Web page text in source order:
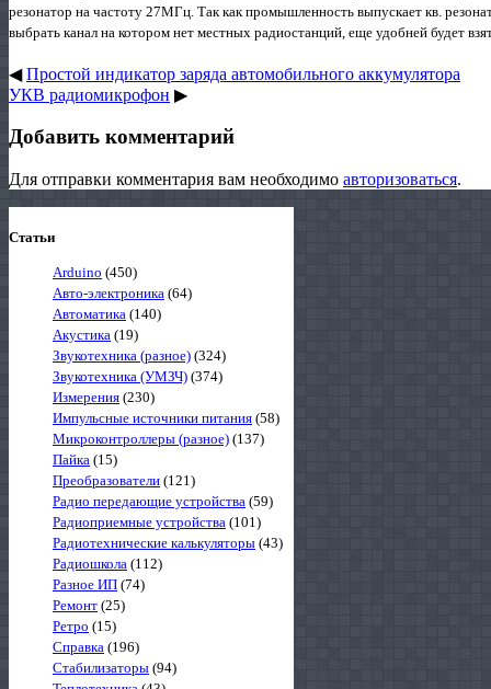
резонатор на частоту 27МГц. Так как промышленность выпускает кв.
выбрать канал на котором нет местных радиостанций, еще удобней будет
◀Простой индикатор заряда автомобильного аккумулятора
УКВ радиомикрофон ▶
Добавить комментарий
Для отправки комментария вам необходимо авторизоваться.
Статьи
Arduino (450)
Авто-электроника (64)
Автоматика (140)
Акустика (19)
Звукотехника (разное) (324)
Звукотехника (УМЗЧ) (374)
Измерения (230)
Импульсные источники питания (58)
Микроконтроллеры (разное) (137)
Пайка (15)
Преобразователи (121)
Радио передающие устройства (59)
Радиоприемные устройства (101)
Радиотехнические калькуляторы (43)
Радиошкола (112)
Разное ИП (74)
Ремонт (25)
Ретро (15)
Справка (196)
Стабилизаторы (94)